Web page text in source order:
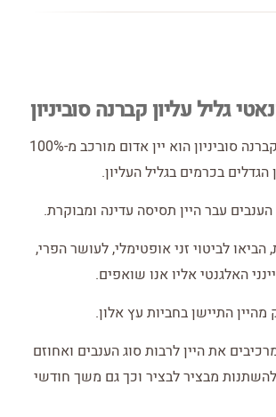
גליל עליון קברנה סוביניון
רקנאטי גליל עליון קברנה סוביניון הוא יין אדום מורכב מ-100%
הגדלים בכרמים בגליל העליון.
עבר היין תסיסה עדינה ומבוקרת.
לביטוי זני אופטימלי, לעושר הפרי,
האלגנטי אליו אנו שואפים.
התיישן בחביות עץ אלון.
את היין לרבות סוג הענבים ואחוזם
מבציר לבציר וכך גם משך חודשי